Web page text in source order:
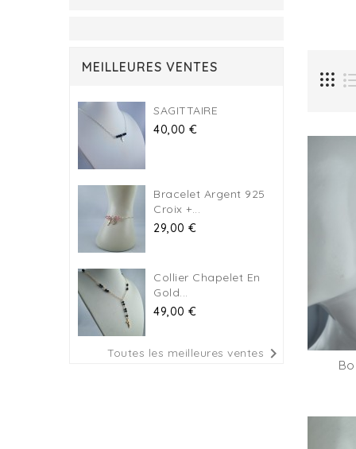
MEILLEURES VENTES
SAGITTAIRE
Prix
40,00 €
Bracelet Argent 925
Croix +...
Prix
29,00 €
Collier Chapelet En
Gold...
Prix
49,00 €
Toutes les meilleures ventes 